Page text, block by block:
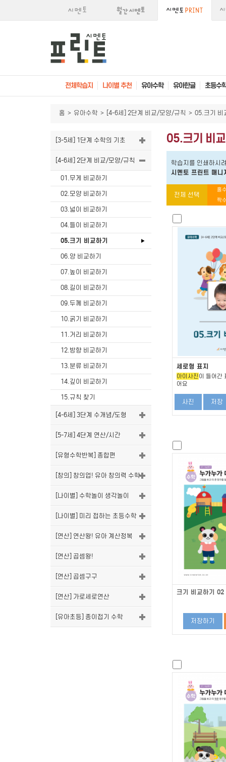
전체학습지 나이별 추천 유아수학 유아한글 초등수
홈 > 유아수학 > [4-6세] 2단계 비교/모양/규칙 > 05.크기 비
[3-5세] 1단계 수학의 기초
[4-6세] 2단계 비교/모양/규칙
01.무게 비교하기
02.모양 비교하기
03.넓이 비교하기
04.들이 비교하기
05.크기 비교하기
06.양 비교하기
07.높이 비교하기
08.길이 비교하기
09.두께 비교하기
10.굵기 비교하기
11.거리 비교하기
12.방향 비교하기
13.분류 비교하기
14.깊이 비교하기
15.규칙 찾기
[4-6세] 3단계 수개념/도형
[5-7세] 4단계 연산/시간
[유형수학반복] 종합편
[창의] 창의업! 유아 창의력 수학
[나이별] 수학놀이 생각놀이
[나이별] 미리 접하는 초등수학
[연산] 연산왕! 유아 계산정복
[연산] 곱셈왕!
[연산] 곱셈구구
[연산] 가로세로연산
[유아초등] 종이접기 수학
05.크기 비
학습지를 인쇄하시
시멘토 프린트 매니
전체 선택
홀
짝
세로형 표지
아이사진 이 들어간
어요
사진 저장
크기 비교하기 02
저장하기